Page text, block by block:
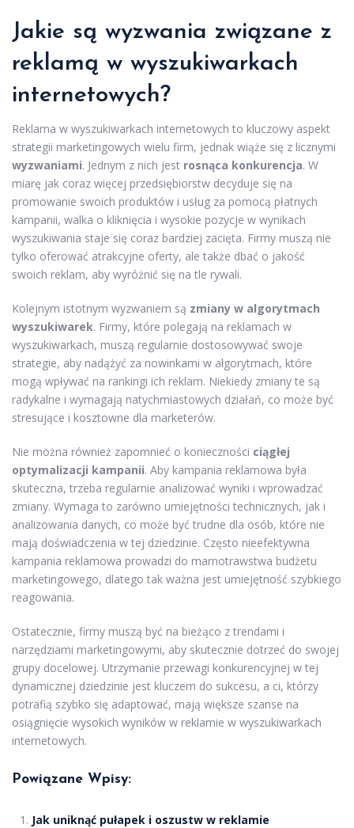
Jakie są wyzwania związane z
reklamą w wyszukiwarkach
internetowych?
Reklama w wyszukiwarkach internetowych to kluczowy aspekt
strategii marketingowych wielu firm, jednak wiąże się z licznymi
wyzwaniami. Jednym z nich jest rosnąca konkurencja. W
miarę jak coraz więcej przedsiębiorstw decyduje się na
promowanie swoich produktów i usług za pomocą płatnych
kampanii, walka o kliknięcia i wysokie pozycje w wynikach
wyszukiwania staje się coraz bardziej zacięta. Firmy muszą nie
tylko oferować atrakcyjne oferty, ale także dbać o jakość
swoich reklam, aby wyróżnić się na tle rywali.
Kolejnym istotnym wyzwaniem są zmiany w algorytmach
wyszukiwarek. Firmy, które polegają na reklamach w
wyszukiwarkach, muszą regularnie dostosowywać swoje
strategie, aby nadążyć za nowinkami w algorytmach, które
mogą wpływać na rankingi ich reklam. Niekiedy zmiany te są
radykalne i wymagają natychmiastowych działań, co może być
stresujące i kosztowne dla marketerów.
Nie można również zapomnieć o konieczności ciągłej
optymalizacji kampanii. Aby kampania reklamowa była
skuteczna, trzeba regularnie analizować wyniki i wprowadzać
zmiany. Wymaga to zarówno umiejętności technicznych, jak i
analizowania danych, co może być trudne dla osób, które nie
mają doświadczenia w tej dziedzinie. Często nieefektywna
kampania reklamowa prowadzi do marnotrawstwa budżetu
marketingowego, dlatego tak ważna jest umiejętność szybkiego
reagowania.
Ostatecznie, firmy muszą być na bieżąco z trendami i
narzędziami marketingowymi, aby skutecznie dotrzeć do swojej
grupy docelowej. Utrzymanie przewagi konkurencyjnej w tej
dynamicznej dziedzinie jest kluczem do sukcesu, a ci, którzy
potrafią szybko się adaptować, mają większe szanse na
osiągnięcie wysokich wyników w reklamie w wyszukiwarkach
internetowych.
Powiązane Wpisy:
Jak uniknąć pułapek i oszustw w reklamie